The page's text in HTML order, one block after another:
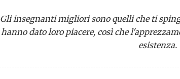
Gli insegnanti migliori sono quelli che ti
hanno dato loro piacere, così che
esistenza.